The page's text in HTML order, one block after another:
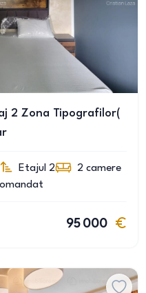
2 Zona Tipografilor(
Etajul 2 2 camere
95 000